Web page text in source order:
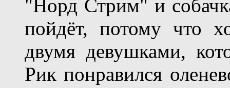
"Норд Стрим" и
пойдёт, потому что
двумя девушками,
Рик понравился